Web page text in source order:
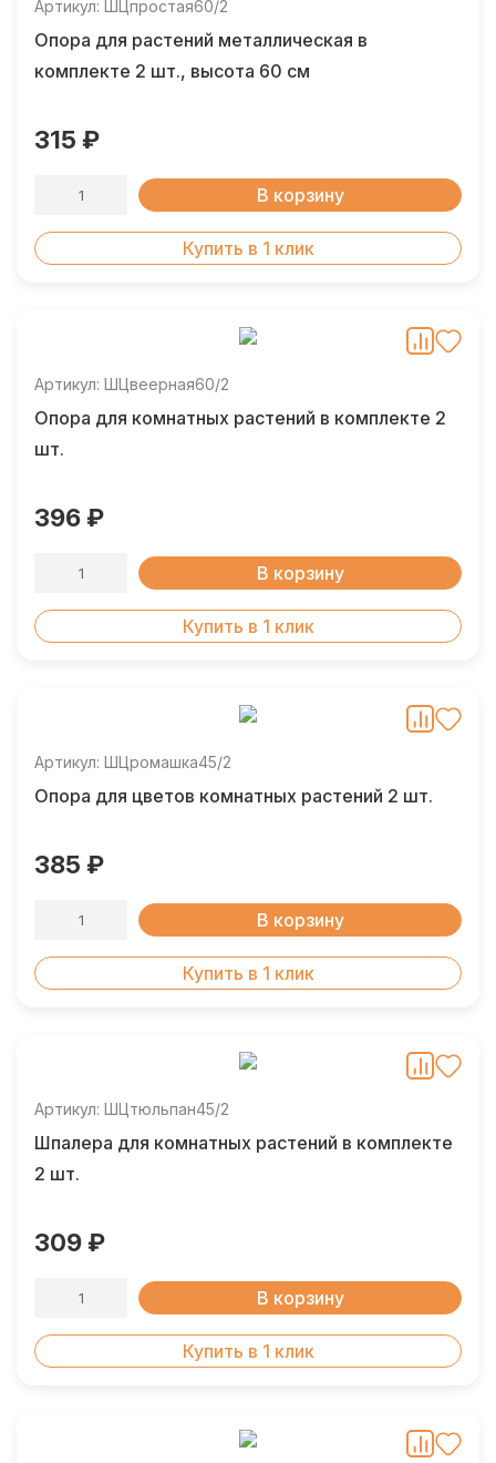
Артикул: ШЦпростая60/2
Опора для растений металлическая в
комплекте 2 шт., высота 60 см
315 ₽
В корзину
Купить в 1 клик
Артикул: ШЦвеерная60/2
Опора для комнатных растений в комплекте 2
шт.
396 ₽
В корзину
Купить в 1 клик
Артикул: ШЦромашка45/2
Опора для цветов комнатных растений 2 шт.
385 ₽
В корзину
Купить в 1 клик
Артикул: ШЦтюльпан45/2
Шпалера для комнатных растений в комплекте
2 шт.
309 ₽
В корзину
Купить в 1 клик